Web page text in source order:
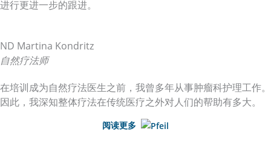
进行更进一步的跟进。
ND Martina Kondritz
自然疗法师
在培训成为自然疗法医生之前，我曾多年从事肿瘤科护理工作。
因此，我深知整体疗法在传统医疗之外对人们的帮助有多大。
阅读更多